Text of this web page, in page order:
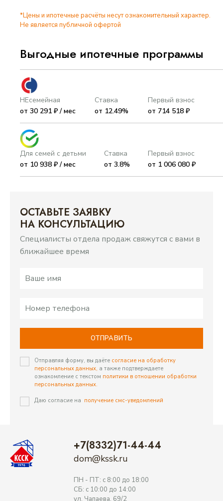
*Цены и ипотечные расчёты несут ознакомительный характер.
Не является публичной офертой
Выгодные ипотечные программы
НЕсемейная
от 30 291 ₽ / мес
Ставка
от 12.49%
Первый взнос
от 714 518 ₽
Для семей с детьми
от 10 938 ₽ / мес
Ставка
от 3.8%
Первый взнос
от 1 006 080 ₽
ОСТАВЬТЕ ЗАЯВКУ
НА КОНСУЛЬТАЦИЮ
Специалисты отдела продаж свяжутся с вами в
ближайшее время
ОТПРАВИТЬ
Отправляя форму, вы даёте согласие на обработку
персональных данных, а также подтверждаете
ознакомление с текстом политики в отношении обработки
персональных данных.
Даю согласие на получение смс-уведомлений
+7(8332)71-44-44
dom@kssk.ru
ПН - ПТ: с 8:00 до 18:00
СБ: с 10:00 до 14:00
ул. Чапаева, 69/2